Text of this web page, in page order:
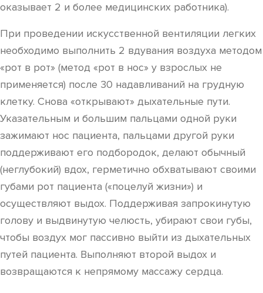
оказывает 2 и более медицинских работника).
При проведении искусственной вентиляции легких
необходимо выполнить 2 вдувания воздуха методом
«рот в рот» (метод «рот в нос» у взрослых не
применяется) после 30 надавливаний на грудную
клетку. Снова «открывают» дыхательные пути.
Указательным и большим пальцами одной руки
зажимают нос пациента, пальцами другой руки
поддерживают его подбородок, делают обычный
(неглубокий) вдох, герметично обхватывают своими
губами рот пациента («поцелуй жизни») и
осуществляют выдох. Поддерживая запрокинутую
голову и выдвинутую челюсть, убирают свои губы,
чтобы воздух мог пассивно выйти из дыхательных
путей пациента. Выполняют второй выдох и
возвращаются к непрямому массажу сердца.